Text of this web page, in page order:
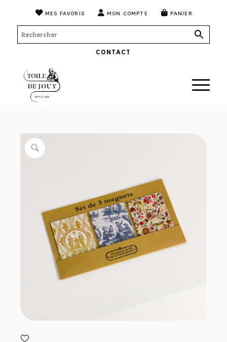
MES FAVORIS MON COMPTE PANIER
CONTACT